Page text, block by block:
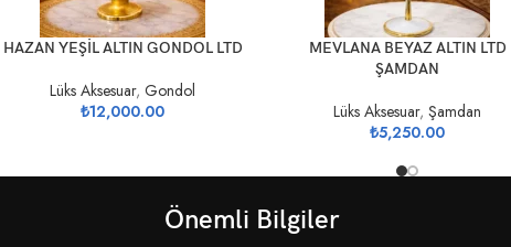
SEPETE EKLE
HAZAN YEŞİL ALTIN GONDOL LTD
Lüks Aksesuar, Gondol
₺12,000.00
SEPETE EKLE
MEVLANA BEYAZ ALTIN LTD
ŞAMDAN
Lüks Aksesuar, Şamdan
₺5,250.00
Önemli Bilgiler